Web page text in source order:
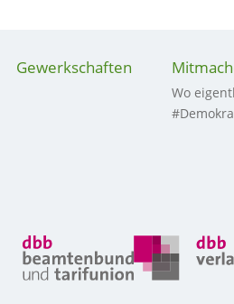
Gewerkschaften
Wo